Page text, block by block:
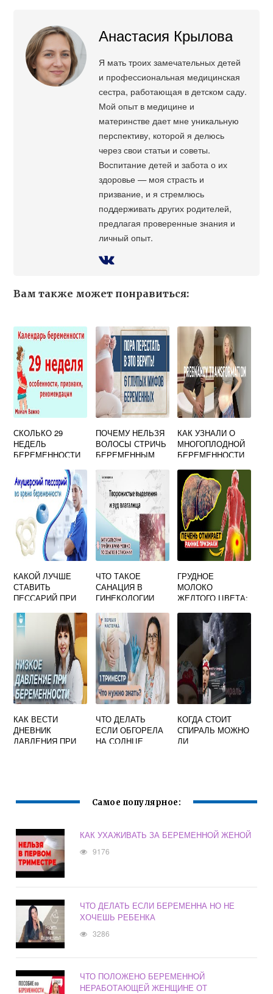
Анастасия Крылова
Я мать троих замечательных детей
и профессиональная медицинская
сестра, работающая в детском саду.
Мой опыт в медицине и
материнстве дает мне уникальную
перспективу, которой я делюсь
через свои статьи и советы.
Воспитание детей и забота о их
здоровье — моя страсть и
призвание, и я стремлюсь
поддерживать других родителей,
предлагая проверенные знания и
личный опыт.
Вам также может понравиться:
СКОЛЬКО 29
НЕДЕЛЬ
БЕРЕМЕННОСТИ
ПОЧЕМУ НЕЛЬЗЯ
ВОЛОСЫ СТРИЧЬ
БЕРЕМЕННЫМ
КАК УЗНАЛИ О
МНОГОПЛОДНОЙ
БЕРЕМЕННОСТИ
КАКОЙ ЛУЧШЕ
СТАВИТЬ
ПЕССАРИЙ ПРИ
ЧТО ТАКОЕ
САНАЦИЯ В
ГИНЕКОЛОГИИ
БЕРЕМЕННОСТИ
ГРУДНОЕ
МОЛОКО
ЖЕЛТОГО ЦВЕТА:
НОРМАЛЬНО ЛИ
ЭТО?
КАК ВЕСТИ
ДНЕВНИК
ДАВЛЕНИЯ ПРИ
ЧТО ДЕЛАТЬ
ЕСЛИ ОБГОРЕЛА
НА СОЛНЦЕ
КОГДА СТОИТ
СПИРАЛЬ МОЖНО
ЛИ
Самое популярное:
КАК УХАЖИВАТЬ ЗА БЕРЕМЕННОЙ ЖЕНОЙ
9176
ЧТО ДЕЛАТЬ ЕСЛИ БЕРЕМЕННА НО НЕ
ХОЧЕШЬ РЕБЕНКА
3286
ЧТО ПОЛОЖЕНО БЕРЕМЕННОЙ
НЕРАБОТАЮЩЕЙ ЖЕНЩИНЕ ОТ